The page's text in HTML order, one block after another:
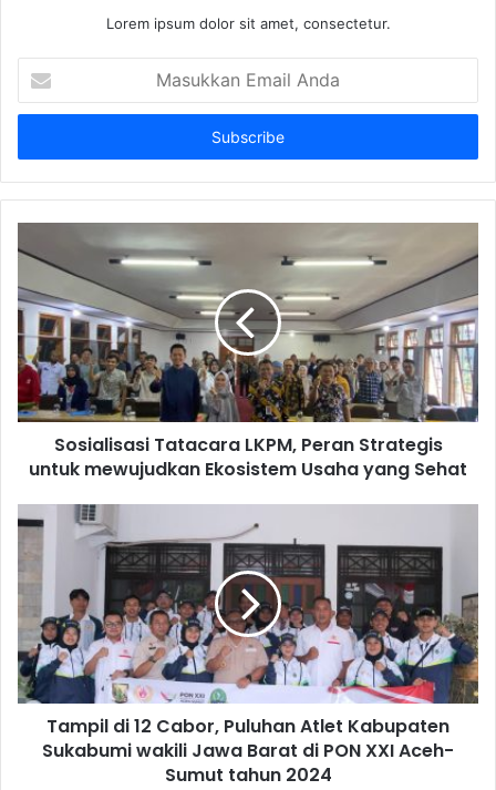
Lorem ipsum dolor sit amet, consectetur.
Email
Anda
Sosialisasi Tatacara LKPM, Peran Strategis
untuk mewujudkan Ekosistem Usaha yang Sehat
Tampil di 12 Cabor, Puluhan Atlet Kabupaten
Sukabumi wakili Jawa Barat di PON XXI Aceh-
Sumut tahun 2024